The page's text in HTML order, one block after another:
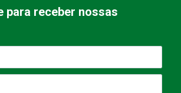
para receber nossas